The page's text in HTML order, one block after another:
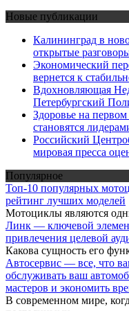
Новые публикации
Калининград в
открытые
Экономический
вернется к
Вдохновляющая
Петербургский
Здоровье на
становятся
Российский
мировая пресса
Популярное
Топ-10 популярных
рейтинг лучших моделей
Мотоциклы являются
Линк — ключевой
привлечения целевой
Какова сущность его
Автосервис — все, что
обслуживать ваш
мастеров и экономить
В современном мире,